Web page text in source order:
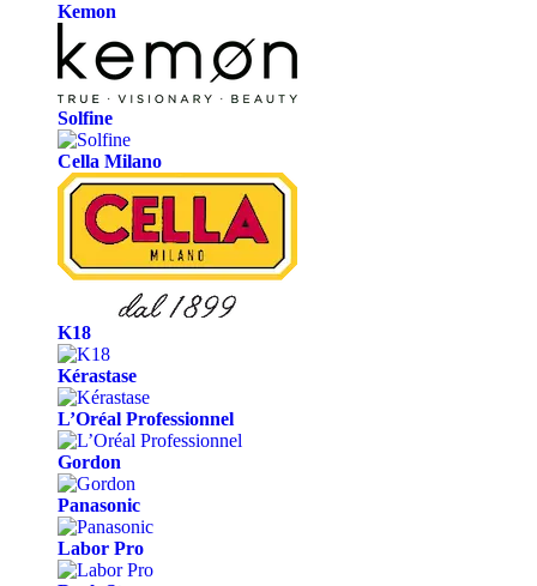
Kemon
Solfine
Cella Milano
K18
Kérastase
L’Oréal Professionnel
Gordon
Panasonic
Labor Pro